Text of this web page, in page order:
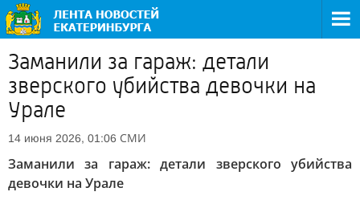
Заманили за гараж: детали
зверского убийства девочки на
Урале
14 июня 2026, 01:06 СМИ
Заманили за гараж: детали зверского убийства
девочки на Урале